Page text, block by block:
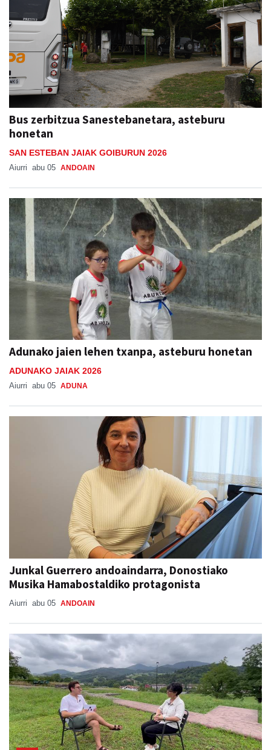
Bus zerbitzua Sanestebanetara, asteburu
honetan
SAN ESTEBAN JAIAK GOIBURUN 2026
Aiurri abu 05 ANDOAIN
Adunako jaien lehen txanpa, asteburu honetan
ADUNAKO JAIAK 2026
Aiurri abu 05 ADUNA
Junkal Guerrero andoaindarra, Donostiako
Musika Hamabostaldiko protagonista
Aiurri abu 05 ANDOAIN